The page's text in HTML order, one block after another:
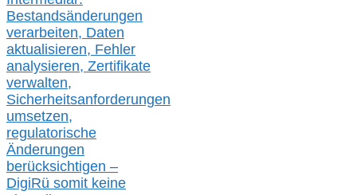
Bestandsänderungen
verarbeiten, Daten
aktualisieren, Fehler
analysieren, Zertifikate
verwalten,
Sicherheitsanforderungen
umsetzen,
regulatorische
Änderungen
berücksichtigen –
DigiRü somit keine